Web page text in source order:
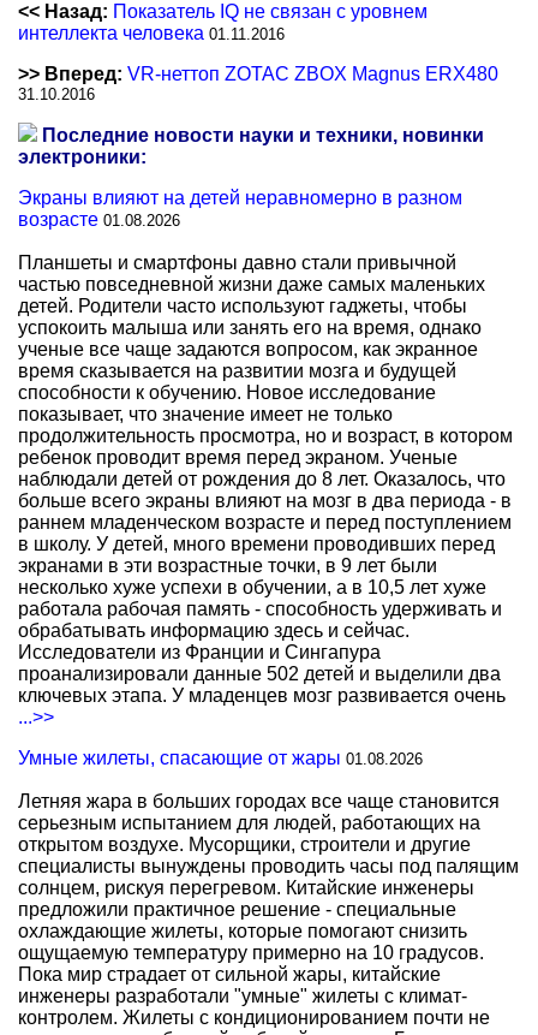
<< Назад: Показатель IQ не связан с уровнем
интеллекта человека 01.11.2016
>> Вперед: VR-неттоп ZOTAC ZBOX Magnus ERX480
31.10.2016
Последние новости науки и техники, новинки
электроники:
Экраны влияют на детей неравномерно в разном
возрасте 01.08.2026
Планшеты и смартфоны давно стали привычной
частью повседневной жизни даже самых маленьких
детей. Родители часто используют гаджеты, чтобы
успокоить малыша или занять его на время, однако
ученые все чаще задаются вопросом, как экранное
время сказывается на развитии мозга и будущей
способности к обучению. Новое исследование
показывает, что значение имеет не только
продолжительность просмотра, но и возраст, в котором
ребенок проводит время перед экраном. Ученые
наблюдали детей от рождения до 8 лет. Оказалось, что
больше всего экраны влияют на мозг в два периода - в
раннем младенческом возрасте и перед поступлением
в школу. У детей, много времени проводивших перед
экранами в эти возрастные точки, в 9 лет были
несколько хуже успехи в обучении, а в 10,5 лет хуже
работала рабочая память - способность удерживать и
обрабатывать информацию здесь и сейчас.
Исследователи из Франции и Сингапура
проанализировали данные 502 детей и выделили два
ключевых этапа. У младенцев мозг развивается очень
...>>
Умные жилеты, спасающие от жары 01.08.2026
Летняя жара в больших городах все чаще становится
серьезным испытанием для людей, работающих на
открытом воздухе. Мусорщики, строители и другие
специалисты вынуждены проводить часы под палящим
солнцем, рискуя перегревом. Китайские инженеры
предложили практичное решение - специальные
охлаждающие жилеты, которые помогают снизить
ощущаемую температуру примерно на 10 градусов.
Пока мир страдает от сильной жары, китайские
инженеры разработали "умные" жилеты с климат-
контролем. Жилеты с кондиционированием почти не